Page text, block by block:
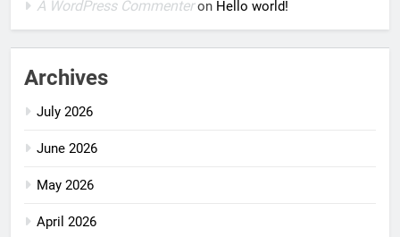
A WordPress Commenteron Hello world!
Archives
July 2026
June 2026
May 2026
April 2026